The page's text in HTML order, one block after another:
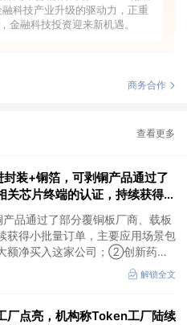
科技产业升级的驱动力，正重
金融科技投资迎来新机遇。
商务合作
查看更多
封装+铜箔，可剥铜产品通过了
芯片终端的认证，持续获得小
片封装光模块用PCB，机构大
品通过了部分覆铜板厂商、载板
获得小批量订单，主要应用场景包
额净买入这家公司；②创新药
企业，在创新药API的化学合成
胞与基因治疗产品商业化受托生产
解锁全文
厂点亮，机构称Token工厂陆续